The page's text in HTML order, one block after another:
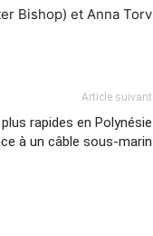
Bishop) et Anna Torv
Article suivant
rapides en Polynésie
à un câble sous-marin